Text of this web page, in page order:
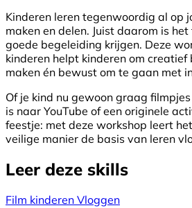
Kinderen leren tegenwoordig al op
maken en delen. Juist daarom is
goede begeleiding krijgen. Deze
kinderen helpt kinderen om creatief
maken én bewust om te gaan met
Of je kind nu gewoon graag
is naar YouTube of een originele
feestje: met deze workshop leert
veilige manier de basis van leren
Leer deze skills
Film kinderen Vloggen